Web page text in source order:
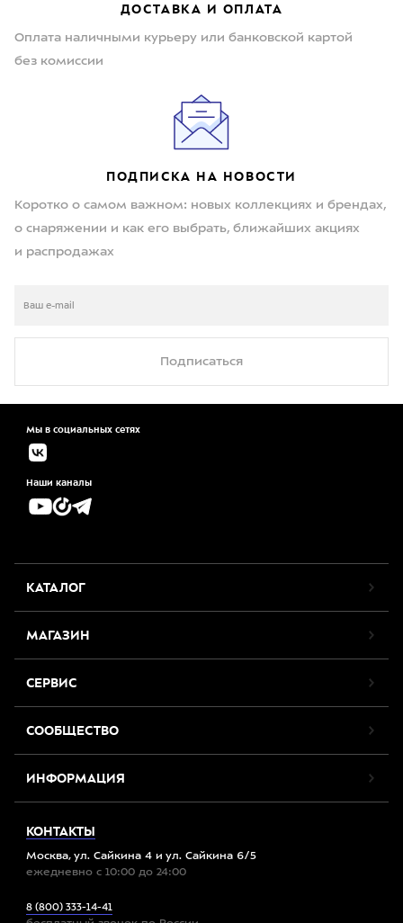
ДОСТАВКА И ОПЛАТА
Оплата наличными курьеру или банковской картой
без комиссии
ПОДПИСКА НА НОВОСТИ
Коротко о самом важном: новых коллекциях и брендах,
о снаряжении и как его выбрать, ближайших акциях
и распродажах
Подписаться
Мы в социальных сетях
Наши каналы
КАТАЛОГ
МАГАЗИН
СЕРВИС
СООБЩЕСТВО
ИНФОРМАЦИЯ
КОНТАКТЫ
Москва, ул. Сайкина 4 и ул. Сайкина 6/5
ежедневно с 10:00 до 24:00
8 (800) 333-14-41